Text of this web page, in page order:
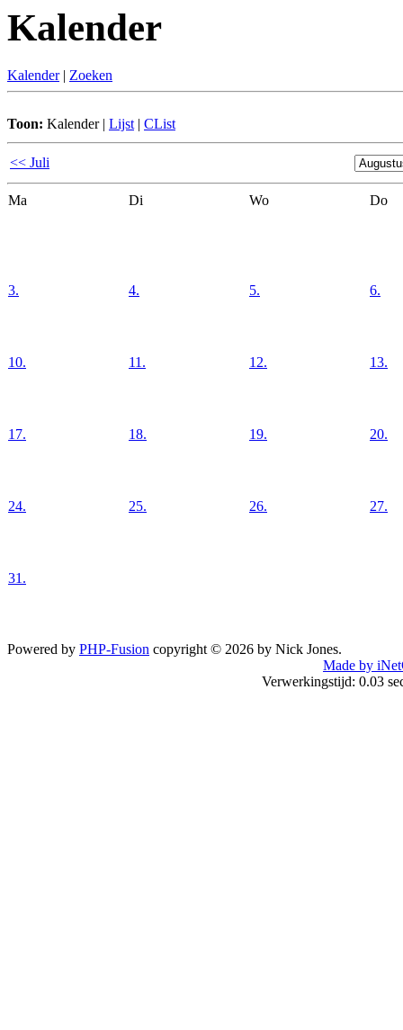
Kalender
Kalender | Zoeken
Toon: Kalender| Lijst | CList
<< Juli
Ma Di Wo Do
3. 4. 5. 6.
10. 11. 12. 13.
17. 18. 19. 20.
24. 25. 26. 27.
31.
Powered by PHP-Fusion copyright © 2026 by Nick Jones.
Made by
Verwerkingstijd: 0.03